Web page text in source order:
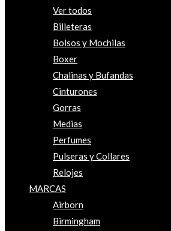
Ver todos
Billeteras
Bolsos y Mochilas
Boxer
Chalinas y Bufandas
Cinturones
Gorras
Medias
Perfumes
Pulseras y Collares
Relojes
MARCAS
Airborn
Birmingham